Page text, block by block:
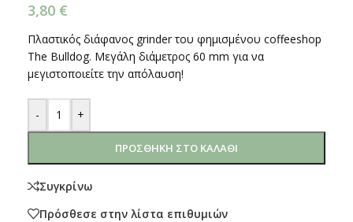
3,80 €
Πλαστικός διάφανος grinder του φημισμένου coffeeshop
The Bulldog. Μεγάλη διάμετρος 60 mm για να
μεγιστοποιείτε την απόλαυση!
- +
ΠΡΟΣΘΉΚΗ ΣΤΟ ΚΑΛΆΘΙ
Συγκρίνω
Πρόσθεσε στην λίστα επιθυμιών